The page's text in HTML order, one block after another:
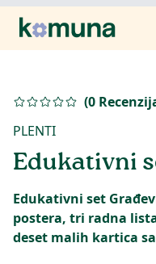
(0
PLENTI
Edukativni
Edukativni set
postera, tri radna
deset malih kartica